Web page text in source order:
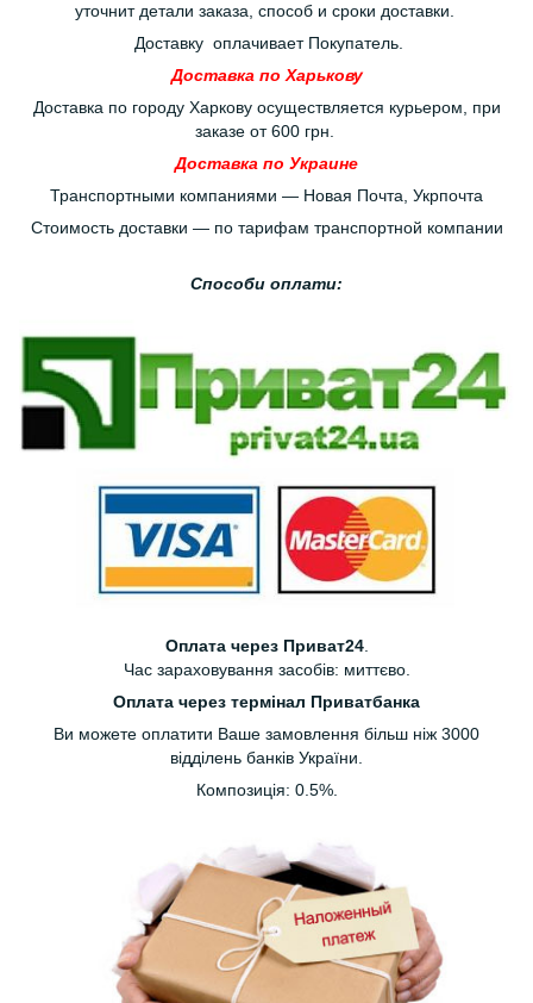
уточнит детали заказа, способ и сроки доставки.
Доставку оплачивает Покупатель.
Доставка по Харькову
Доставка по городу Харкову осуществляется курьером, при
заказе от 600 грн.
Доставка по Украине
Транспортными компаниями — Новая Почта, Укрпочта
Стоимость доставки — по тарифам транспортной компании
Способи оплати:
Оплата через Приват24.
Час зараховування засобів: миттєво.
Оплата через термінал Приватбанка
Ви можете оплатити Ваше замовлення більш ніж 3000
відділень банків України.
Композиція: 0.5%.